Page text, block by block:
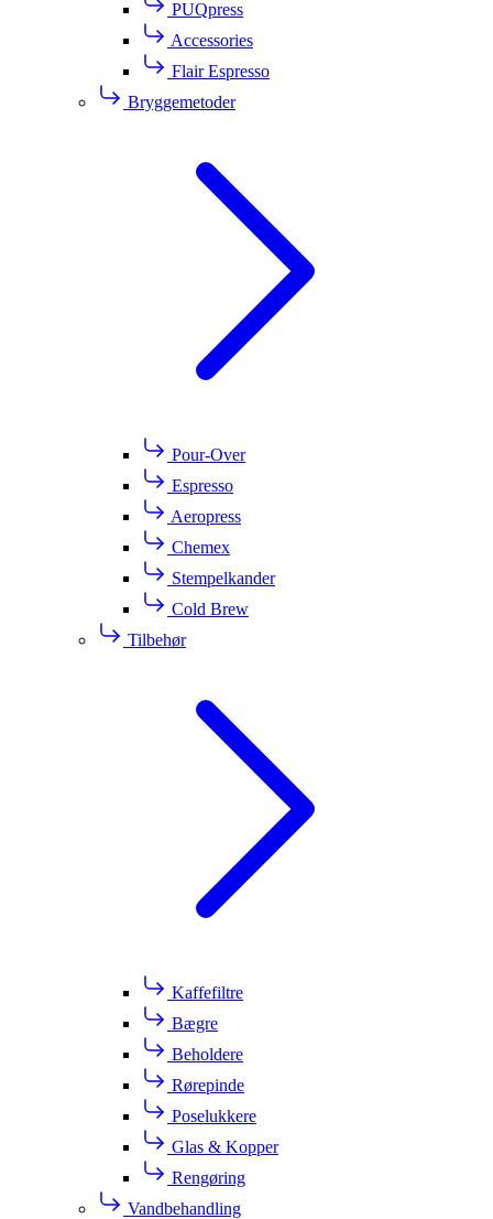
PUQpress
Accessories
Flair Espresso
Bryggemetoder
Pour-Over
Espresso
Aeropress
Chemex
Stempelkander
Cold Brew
Tilbehør
Kaffefiltre
Bægre
Beholdere
Rørepinde
Poselukkere
Glas & Kopper
Rengøring
Vandbehandling